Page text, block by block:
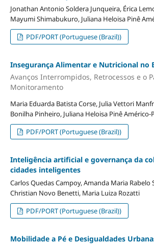
Jonathan Antonio Soldera Junqueira, Érica
Mayumi Shimabukuro, Juliana Heloisa Pinê
PDF/PORT (Portuguese (Brazil))
Insegurança Alimentar e Nutricional no
Avanços Interrompidos, Retrocessos e o
Monitoramento
Maria Eduarda Batista Corse, Julia Vettori
Bonilha Pinheiro, Juliana Heloisa Pinê Américo-
PDF/PORT (Portuguese (Brazil))
Inteligência artificial e governança da
cidades inteligentes
Carlos Quedas Campoy, Amanda Maria Rabelo
Christian Novo Benetti, Maria Luiza Rozatti
PDF/PORT (Portuguese (Brazil))
Mobilidade a Pé e Desigualdades